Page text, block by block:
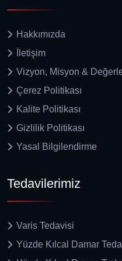
Hakkımızda
İletişim
Vizyon, Misyon &
Çerez Politikası
Kalite Politikası
Gizlilik Politikası
Yasal Bilgilendirme
Tedavilerimiz
Varis Tedavisi
Yüzde Kılcal Damar